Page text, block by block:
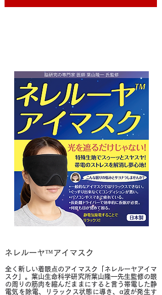
ネレルーヤ™アイマスク
全く新しい着眼点のアイマスク「ネレルーヤアイマ
スク」。葉山生命科学研究所葉山隆一先生監修の眼
の周りの筋肉を縮んだままにすると言う帯電した静
電気を除電、リラックス状態に導き、α波が発生す